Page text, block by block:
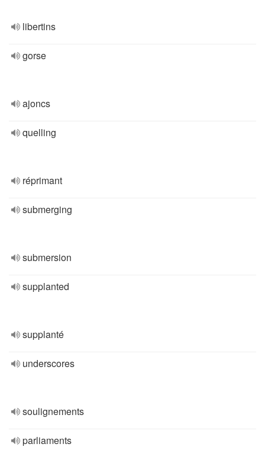
libertins
gorse
ajoncs
quelling
réprimant
submerging
submersion
supplanted
supplanté
underscores
soulignements
parliaments